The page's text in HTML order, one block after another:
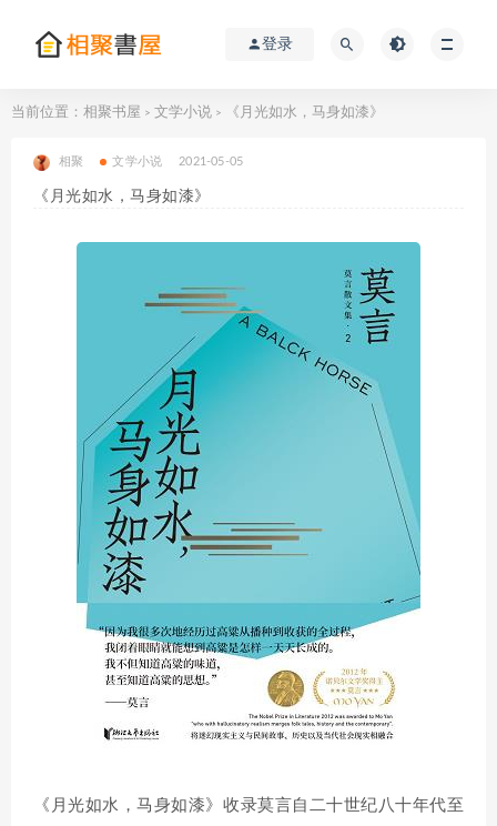
登录
当前位置： 相聚书屋 > 文学小说 > 《月光如水，马身如漆》
相聚 文学小说 2021-05-05
《月光如水，马身如漆》
《月光如水，马身如漆》收录莫言自二十世纪八十年代至